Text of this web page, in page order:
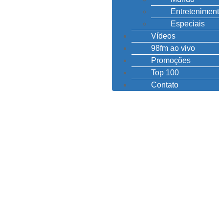
Especiais
Vídeos
98fm ao vivo
Promoções
Top 100
Contato